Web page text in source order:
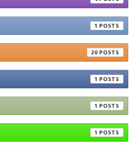
1
20
1
1
1